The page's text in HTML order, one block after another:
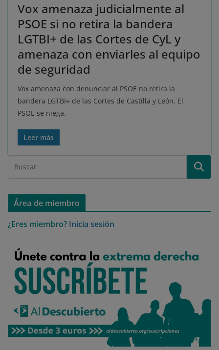
Vox amenaza judicialmente al
PSOE si no retira la bandera
LGTBI+ de las Cortes de CyL y
amenaza con enviarles al equipo
de seguridad
Vox amenaza con denunciar al PSOE no retira la
bandera LGTBI+ de las Cortes de Castilla y León. El
PSOE se niega.
Leer más
Área de miembro
¿Eres miembro? Inicia sesión